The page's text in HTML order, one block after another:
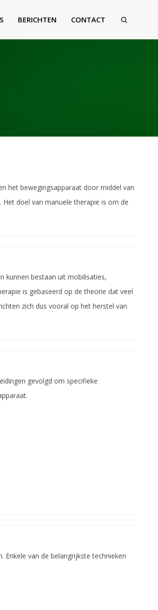
BERICHTEN CONTACT
het bewegingsapparaat door middel van
doel van manuele therapie is om de
kunnen bestaan uit mobilisaties,
is gebaseerd op de theorie dat veel
zich dus vooral op het herstel van
gevolgd om specifieke
van de belangrijkste technieken